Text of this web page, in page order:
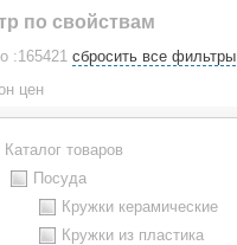
по свойствам
:165421 сбросить все фильтры
цен
Каталог товаров
Посуда
Кружки керамические
Кружки из пластика